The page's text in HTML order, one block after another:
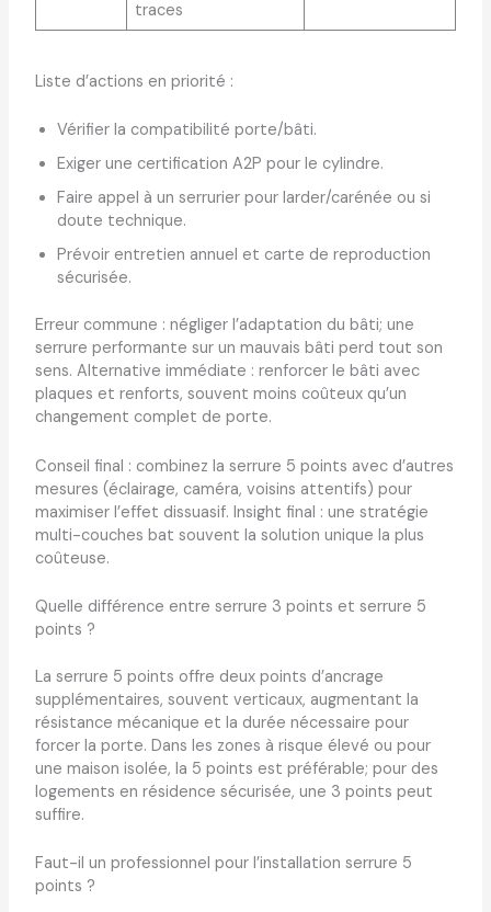
traces
Liste d’actions en priorité :
Vérifier la compatibilité porte/bâti.
Exiger une certification A2P pour le cylindre.
Faire appel à un serrurier pour larder/carénée ou si
doute technique.
Prévoir entretien annuel et carte de reproduction
sécurisée.
Erreur commune : négliger l’adaptation du bâti; une
serrure performante sur un mauvais bâti perd tout son
sens. Alternative immédiate : renforcer le bâti avec
plaques et renforts, souvent moins coûteux qu’un
changement complet de porte.
Conseil final : combinez la serrure 5 points avec d’autres
mesures (éclairage, caméra, voisins attentifs) pour
maximiser l’effet dissuasif. Insight final : une stratégie
multi-couches bat souvent la solution unique la plus
coûteuse.
Quelle différence entre serrure 3 points et serrure 5
points ?
La serrure 5 points offre deux points d’ancrage
supplémentaires, souvent verticaux, augmentant la
résistance mécanique et la durée nécessaire pour
forcer la porte. Dans les zones à risque élevé ou pour
une maison isolée, la 5 points est préférable; pour des
logements en résidence sécurisée, une 3 points peut
suffire.
Faut-il un professionnel pour l’installation serrure 5
points ?